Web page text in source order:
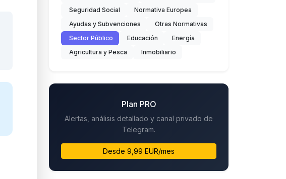
Seguridad Social
Normativa Europea
Ayudas y Subvenciones
Otras Normativas
Sector Público
Educación
Energía
Agricultura y Pesca
Inmobiliario
Plan PRO
Alertas, análisis detallado y canal privado de
Telegram.
Desde 9,99 EUR/mes